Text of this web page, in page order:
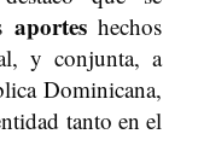
aporteshechos
y conjunta, a
Dominicana,
tanto en el